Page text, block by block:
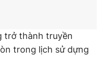
trở thành truyền
trong lịch sử dựng